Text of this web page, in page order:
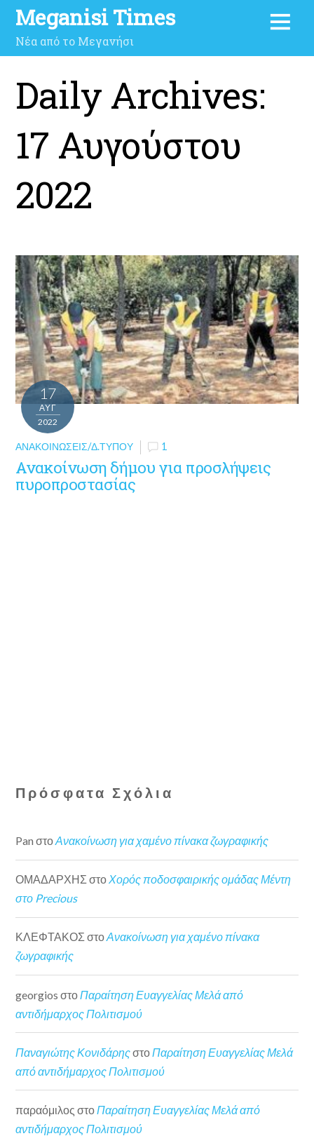
Meganisi Times
Νέα από το Μεγανήσι
Daily Archives:
17 Αυγούστου
2022
17
ΑΥΓ
2022
ΑΝΑΚΟΙΝΏΣΕΙΣ/Δ.ΤΎΠΟΥ 1
Ανακοίνωση δήμου για προσλήψεις
πυροπροστασίας
Πρόσφατα Σχόλια
Pan στοΑνακοίνωση για χαμένο πίνακα ζωγραφικής
ΟΜΑΔΑΡΧΗΣ στοΧορός ποδοσφαιρικής ομάδας Μέντη
στο Precious
ΚΛΕΦΤΑΚΟΣ στοΑνακοίνωση για χαμένο πίνακα
ζωγραφικής
georgios στο Παραίτηση Ευαγγελίας Μελά από
αντιδήμαρχος Πολιτισμού
Παναγιώτης Κονιδάρηςστο Παραίτηση Ευαγγελίας Μελά
από αντιδήμαρχος Πολιτισμού
παραόμιλος στοΠαραίτηση Ευαγγελίας Μελά από
αντιδήμαρχος Πολιτισμού